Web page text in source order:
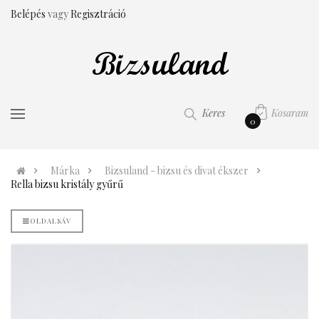
Belépés vagyRegisztráció
Kosaram
0
Keres
Márka
Bizsuland - bizsu és divat ékszer
Rella bizsu kristály gyűrű
OLDALSÁV